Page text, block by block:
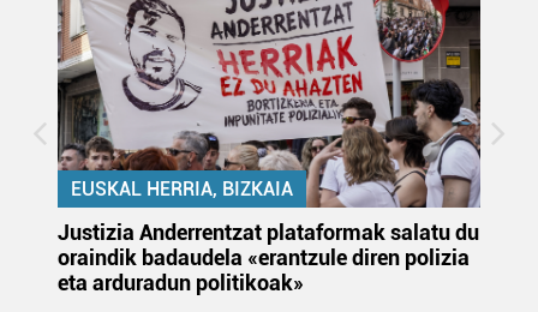
EUSKAL HERRIA, BIZKAIA
Justizia Anderrentzat plataformak salatu du
oraindik badaudela «erantzule diren polizia
eta arduradun politikoak»